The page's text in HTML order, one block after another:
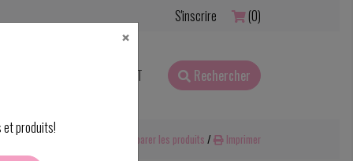
S'inscrire (0)
CONTACT Rechercher
Ajouter pour comparer Comparer les produits / Imprimer
×
produits!